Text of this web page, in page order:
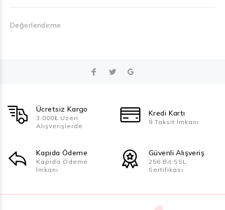
Değerlendirme
Ücretsiz Kargo
3.000₺ Üzeri
Alışverişlerde
Kredi Kartı
9 Taksit İmkanı
Kapıda Ödeme
Kapıda Ödeme
İmkanı
Güvenli Alışveriş
256 Bit SSL
Sertifikası